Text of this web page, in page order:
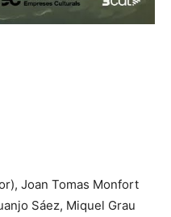
Joan Tomas Monfort
Sáez, Miquel Grau